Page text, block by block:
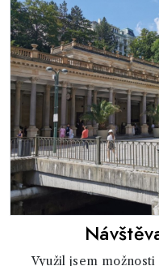
Využil jsem